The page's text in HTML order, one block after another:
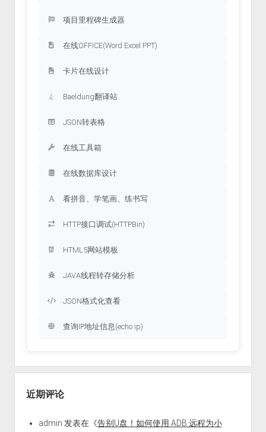
项目里程碑生成器
在线OFFICE(Word Excel PPT)
卡片在线设计
Baeldung翻译站
JSON转表格
在线工具箱
在线数据库设计
看拼音、学笔画、练书写
HTTP接口调试(HTTPBin)
HTML5网站模板
JAVA线程转存储分析
JSON格式化查看
查询IP地址信息(echo ip)
近期评论
admin 发表在《告别U盘！如何使用 ADB 远程为小